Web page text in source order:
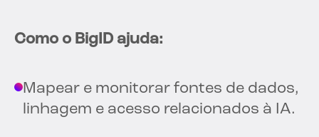
Como o BigID ajuda:
Mapear e monitorar fontes de dados,
linhagem e acesso relacionados à IA.